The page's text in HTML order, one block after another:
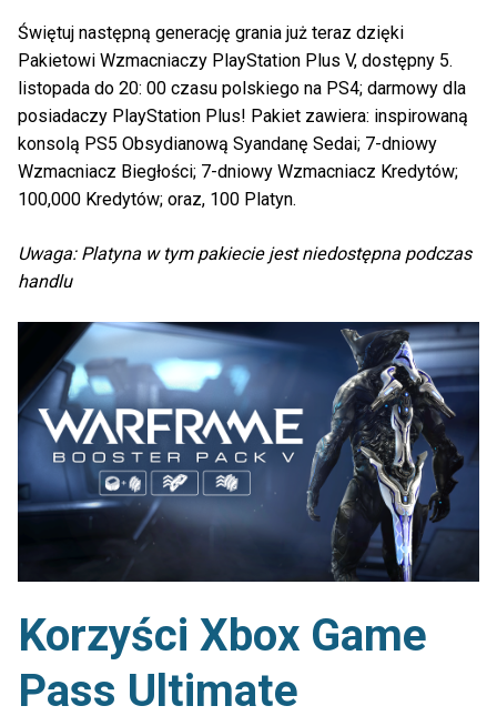
Świętuj następną generację grania już teraz dzięki
Pakietowi Wzmacniaczy PlayStation Plus V, dostępny 5.
listopada do 20: 00 czasu polskiego na PS4; darmowy dla
posiadaczy PlayStation Plus! Pakiet zawiera: inspirowaną
konsolą PS5 Obsydianową Syandanę Sedai; 7-dniowy
Wzmacniacz Biegłości; 7-dniowy Wzmacniacz Kredytów;
100,000 Kredytów; oraz, 100 Platyn.
Uwaga: Platyna w tym pakiecie jest niedostępna podczas
handlu
Korzyści Xbox Game
Pass Ultimate